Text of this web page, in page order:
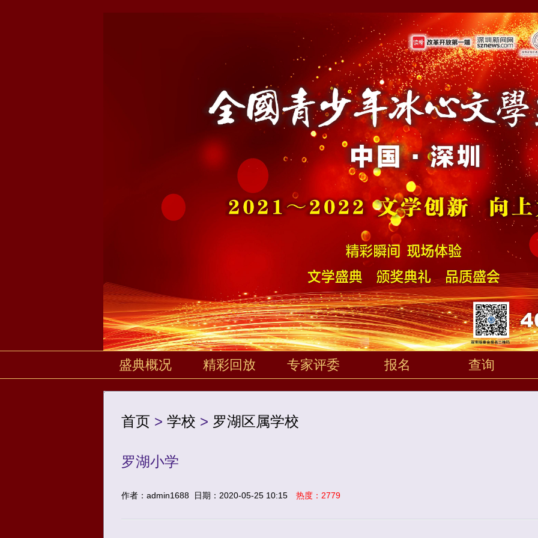
盛典概况 精彩回放 专家评委 报名 查询
首页 > 学校 > 罗湖区属学校
罗湖小学
作者：admin1688 日期：2020-05-25 10:15 热度：2779